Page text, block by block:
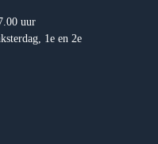
uur
1e en 2e